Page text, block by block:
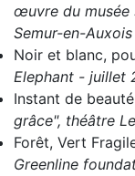
œuvre du musée
Semur-en-
Noir et blanc,
Elephant - juillet
Instant de beauté
grâce", théâtre
Forêt, Vert
Greenline